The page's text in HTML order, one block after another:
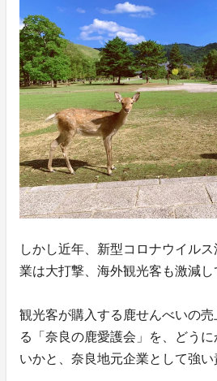
しかし近年、新型コロナウイル
業は大打撃、海外観光客も激減し
観光客が購入する鹿せんべいの
る「奈良の鹿愛護会」を、どう
いかと、奈良地元企業として強い